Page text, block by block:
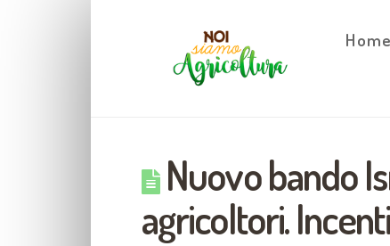
Home
Nuovo bando
agricoltori.